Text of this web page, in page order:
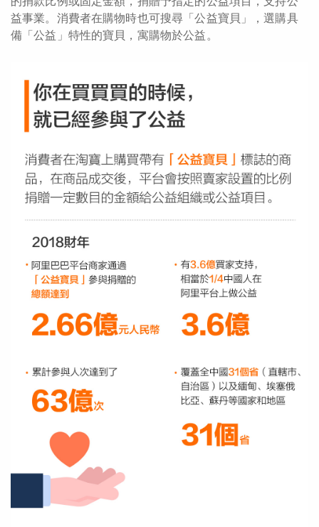
益事業。消費者在購物時也可搜尋「公益寶貝」，選購具
備「公益」特性的寶貝，寓購物於公益。